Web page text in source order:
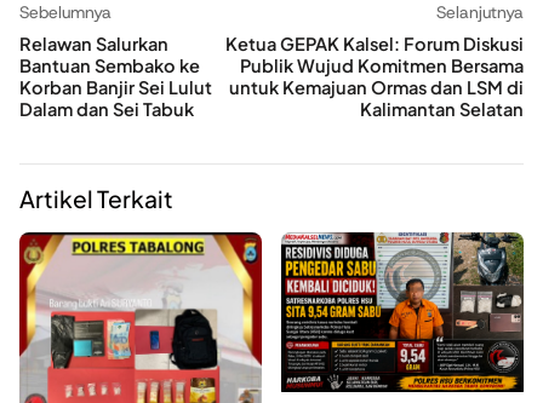
Sebelumnya
Relawan Salurkan
Bantuan Sembako ke
Korban Banjir Sei Lulut
Dalam dan Sei Tabuk
Selanjutnya
Ketua GEPAK Kalsel: Forum Diskusi
Publik Wujud Komitmen Bersama
untuk Kemajuan Ormas dan LSM di
Kalimantan Selatan
Artikel Terkait